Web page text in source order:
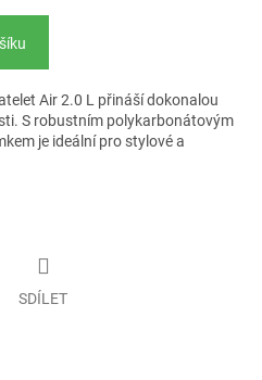
Air 2.0 L přináší dokonalou
S robustním polykarbonátovým
je ideální pro stylové a
SDÍLET